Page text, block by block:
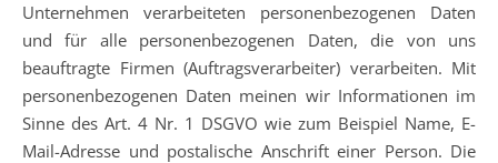
Unternehmen verarbeiteten personenbezogenen Daten
und für alle personenbezogenen Daten, die von uns
beauftragte Firmen (Auftragsverarbeiter) verarbeiten. Mit
personenbezogenen Daten meinen wir Informationen im
Sinne des Art. 4 Nr. 1 DSGVO wie zum Beispiel Name, E-
Mail-Adresse und postalische Anschrift einer Person. Die